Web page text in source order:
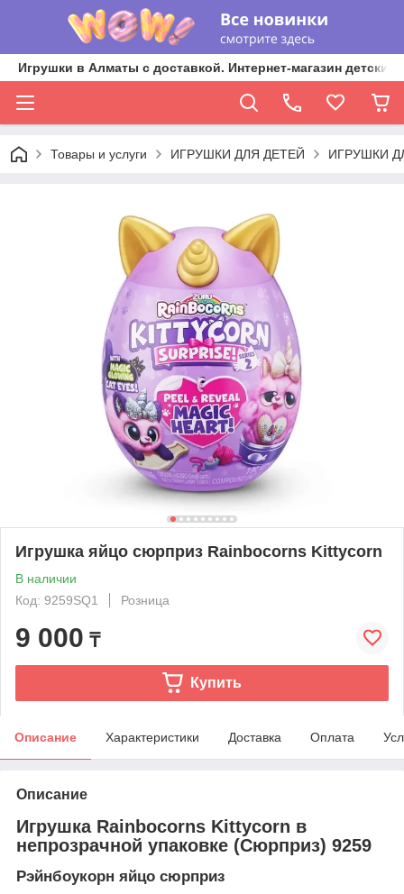
Игрушки в Алматы с доставкой. Интернет-магазин
Товары и услуги ИГРУШКИ ДЛЯ ДЕТЕЙ ИГРУШКИ
Игрушка яйцо сюрприз Rainbocorns Kittycorn
В наличии
Код: 9259SQ1
Розница
9 000 ₸
Купить
Описание Характеристики Доставка Оплата
Описание
Игрушка Rainbocorns Kittycorn в
непрозрачной упаковке (Сюрприз) 9259
Рэйнбоукорн яйцо сюрприз